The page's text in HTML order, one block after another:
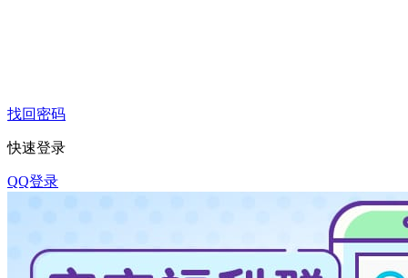
找回密码
快速登录
QQ登录